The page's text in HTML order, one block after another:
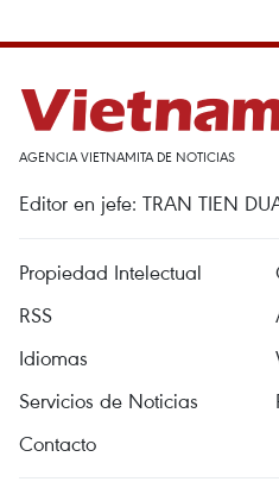
AGENCIA VIETNAMITA DE NOTICIAS
Editor en jefe: TRAN TIEN
Propiedad Intelectual
RSS
Idiomas
Servicios de Noticias
Contacto